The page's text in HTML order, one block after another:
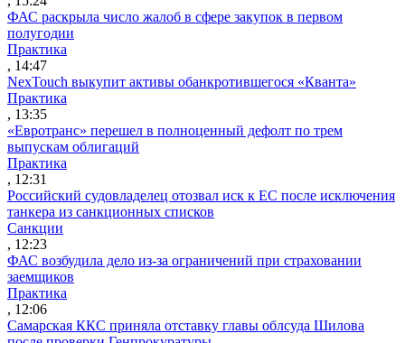
ФАС раскрыла число жалоб в сфере закупок в первом
полугодии
Практика
, 14:47
NexTouch выкупит активы обанкротившегося «Кванта»
Практика
, 13:35
«Евротранс» перешел в полноценный дефолт по трем
выпускам облигаций
Практика
, 12:31
Российский судовладелец отозвал иск к ЕС после исключения
танкера из санкционных списков
Санкции
, 12:23
ФАС возбудила дело из-за ограничений при страховании
заемщиков
Практика
, 12:06
Самарская ККС приняла отставку главы облсуда Шилова